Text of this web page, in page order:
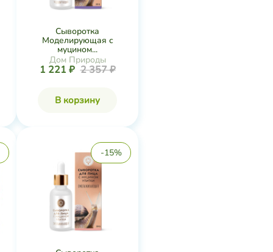
Сыворотка
Моделирующая с
муцином...
Дом Природы
1 221 ₽ 2 357 ₽
В корзину
-15%